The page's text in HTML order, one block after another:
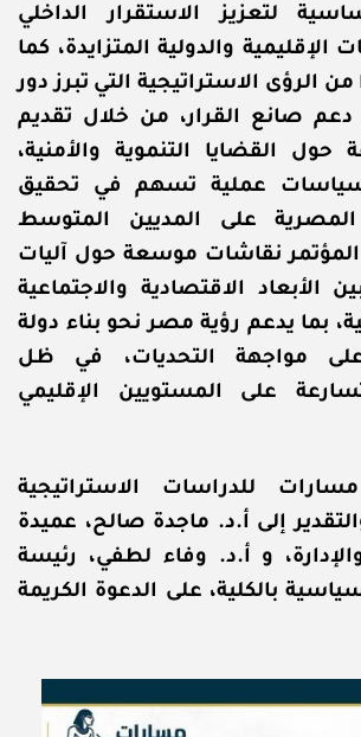
لتعزيز الاستقرار الداخلي
الإقليمية والدولية المتزايدة، كما
الرؤى الاستراتيجية التي تبرز دور
دعم صانع القرار، من خلال تقديم
حول القضايا التنموية والأمنية،
عملية تسهم في تحقيق
المصرية على المديين المتوسط
نقاشات موسعة حول آليات
الأبعاد الاقتصادية والاجتماعية
بما يدعم رؤية مصر نحو بناء دولة
مواجهة التحديات، في ظل
على المستويين الإقليمي
للدراسات الاستراتيجية
إلى أ.د. ماجدة صالح، عميدة
و أ.د. وفاء لطفي، رئيسة
بالكلية، على الدعوة الكريمة